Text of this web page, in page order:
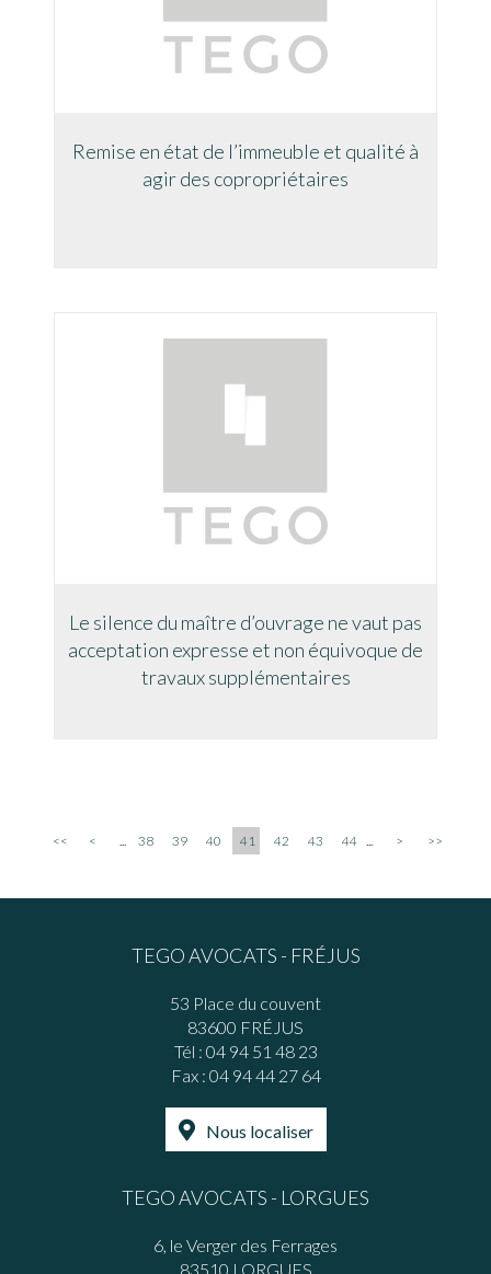
Remise en état de l’immeuble et qualité à
agir des copropriétaires
Le silence du maître d’ouvrage ne vaut pas
acceptation expresse et non équivoque de
travaux supplémentaires
<< < 38 39 40 41 42 43 44 > >>
TEGO AVOCATS - FRÉJUS
53 Place du couvent
83600 FRÉJUS
Tél : 04 94 51 48 23
Fax : 04 94 44 27 64
Nous localiser
TEGO AVOCATS - LORGUES
6, le Verger des Ferrages
83510 LORGUES